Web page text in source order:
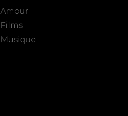
Amour
Films
Musique